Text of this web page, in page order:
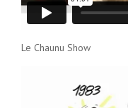
Le Chaunu Show